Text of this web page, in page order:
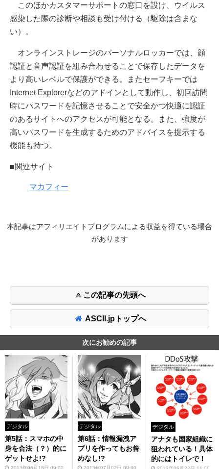
このほかカスタマーサポートの窓口を設け、ウイルス
感染した際の診断や相談も受け付ける（駆除は含まな
い）。
オンラインストレージのパーソナルロッカーでは、顔
認証と音声認証を組み合わせることで保存したデータを
より高いレベルで保護ができる。またセーフキーでは
Internet Explorerなどのアドインとして動作し、初回訪問
時にパスワードを記憶させることで安全かつ快適に認証
のあるサイトへのアクセスが可能となる。また、強度が
高いパスワードを生成するためのアドバイスを提示する
機能も持つ。
■関連サイト
マカフィー
本記事はアフィリエイトプログラムによる収益を得ている場合
があります
この記事の先頭へ
ASCII.jpトップへ
次にお勧めの記事
デジタル
第5話：スマホの中
身を合法（？）的に
ゲットせよ!?
2013年06月18日 09:00
デジタル
第6話：情報漏洩ア
プリを作ってもお咎
めなし!?
2013年07月02日 09:00
デジタル
アナタも国家組織に
狙われている！具体
的にはトイレで！